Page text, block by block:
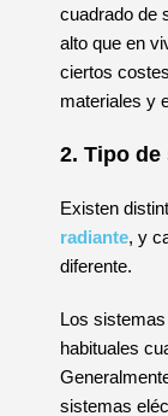
cuadrado de
alto que en
ciertos
materiales y
2. Tipo
Existen
radiante, y
diferente.
Los sistemas
habituales
sistemas